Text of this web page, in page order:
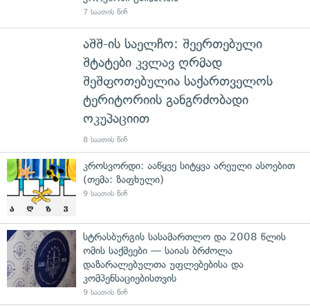
7 საათის წინ
აშშ-ის საელჩო: შეერთებული
შტატები კვლავ ღრმად
შეშფოთებულია საქართველოს
ტერიტორიის განგრძობადი
ოკუპაციით
8 საათის წინ
კროსვორდი: ააწყვე სიტყვა არეული ასოებით
(თემა: ზაფხული)
9 საათის წინ
სტრასბურგის სასამართლო და 2008 წლის
ომის საქმეები — საიას ბრძოლა
დაზარალებულთა უფლებებისა და
კომპენსაციებისთვის
9 საათის წინ